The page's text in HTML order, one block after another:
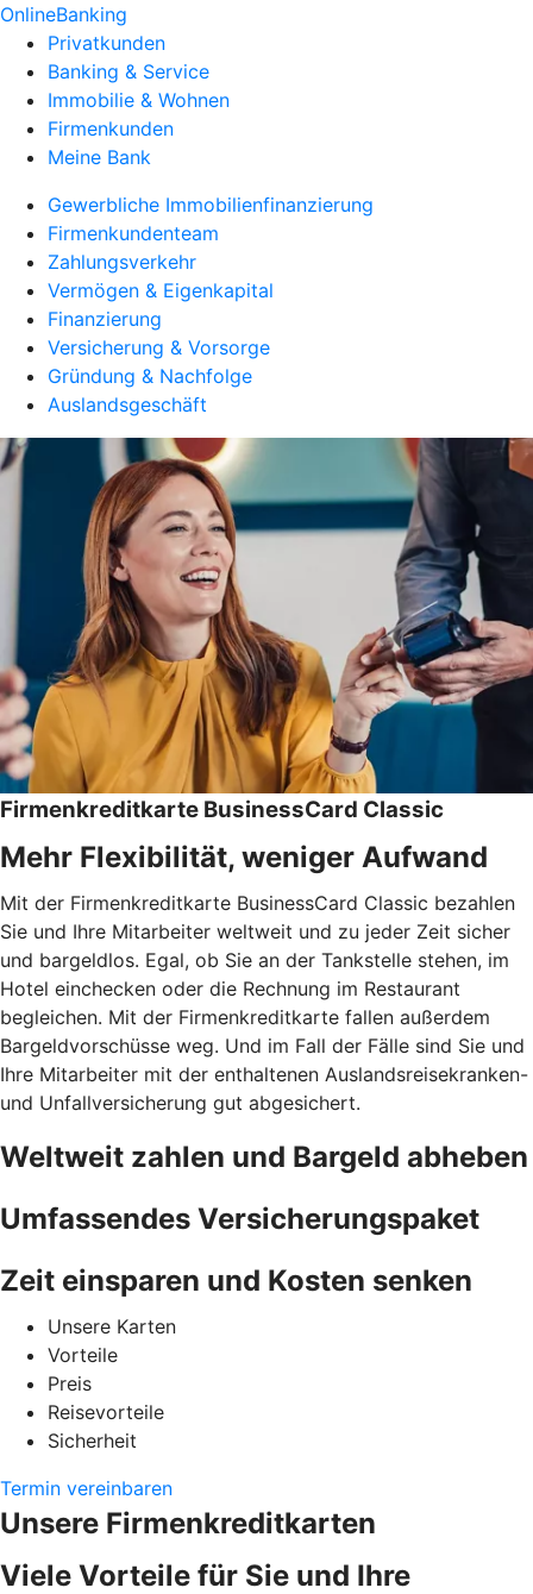
OnlineBanking
Privatkunden
Banking & Service
Immobilie & Wohnen
Firmenkunden
Meine Bank
Gewerbliche Immobilienfinanzierung
Firmenkundenteam
Zahlungsverkehr
Vermögen & Eigenkapital
Finanzierung
Versicherung & Vorsorge
Gründung & Nachfolge
Auslandsgeschäft
Firmenkreditkarte BusinessCard Classic
Mehr Flexibilität, weniger Aufwand
Mit der Firmenkreditkarte BusinessCard Classic bezahlen
Sie und Ihre Mitarbeiter weltweit und zu jeder Zeit sicher
und bargeldlos. Egal, ob Sie an der Tankstelle stehen, im
Hotel einchecken oder die Rechnung im Restaurant
begleichen. Mit der Firmenkreditkarte fallen außerdem
Bargeldvorschüsse weg. Und im Fall der Fälle sind Sie und
Ihre Mitarbeiter mit der enthaltenen Auslandsreisekranken-
und Unfallversicherung gut abgesichert.
Weltweit zahlen und Bargeld abheben
Umfassendes Versicherungspaket
Zeit einsparen und Kosten senken
Unsere Karten
Vorteile
Preis
Reisevorteile
Sicherheit
Termin vereinbaren
Unsere Firmenkreditkarten
Viele Vorteile für Sie und Ihre